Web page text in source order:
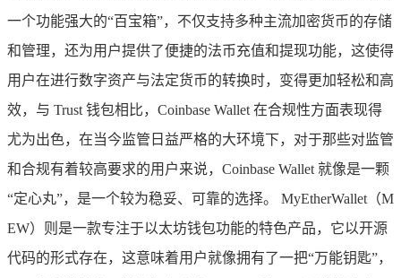
一个功能强大的“百宝箱”，不仅支持多种主流加密货币的存储
和管理，还为用户提供了便捷的法币充值和提现功能，这使得
用户在进行数字资产与法定货币的转换时，变得更加轻松和高
效，与 Trust 钱包相比，Coinbase Wallet 在合规性方面表现得
尤为出色，在当今监管日益严格的大环境下，对于那些对监管
和合规有着较高要求的用户来说，Coinbase Wallet 就像是一颗
“定心丸”，是一个较为稳妥、可靠的选择。 MyEtherWallet（M
EW）则是一款专注于以太坊钱包功能的特色产品，它以开源
代码的形式存在，这意味着用户就像拥有了一把“万能钥匙”，